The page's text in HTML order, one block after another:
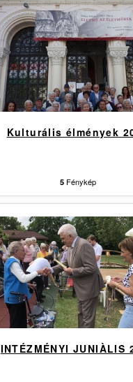
Kulturális élmények
5 Fénykép
INTÉZMÉNYI JUNIÀLIS